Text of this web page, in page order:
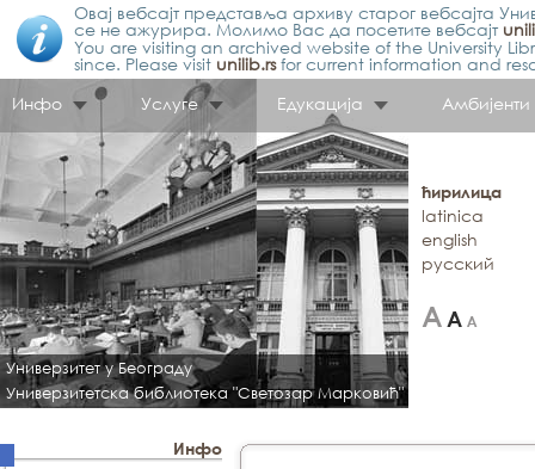
Овај вебсајт представља архиву старог вебсајта
се не ажурира. Молимо Вас да посетите вебсајт
You are visiting an archived website of the University
since. Please visit unilib.rsfor current information and
Инфо
Услуге Едукација Амбијенти
Универзитет у Београду
Универзитетска библиотека "Светозар Марковић"
ћирилица
latinica
english
русский
Инфо